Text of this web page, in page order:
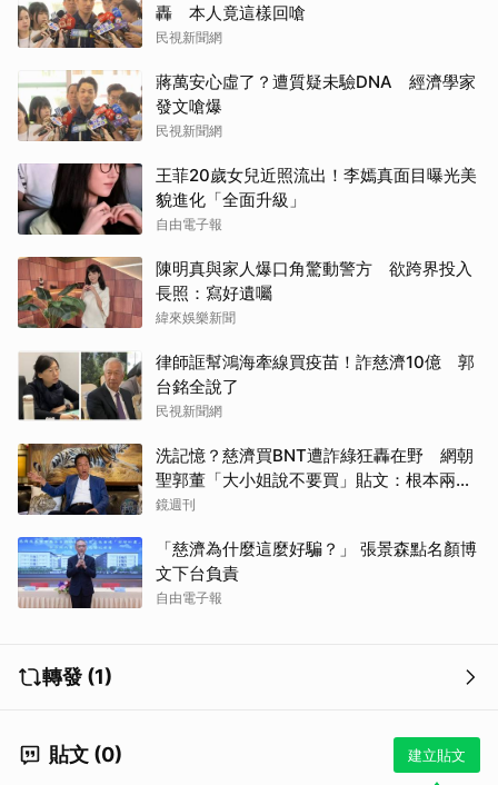
轟 本人竟這樣回嗆
民視新聞網
蔣萬安心虛了？遭質疑未驗DNA 經濟學家
發文嗆爆
民視新聞網
王菲20歲女兒近照流出！李嫣真面目曝光美
貌進化「全面升級」
自由電子報
陳明真與家人爆口角驚動警方 欲跨界投入
長照：寫好遺囑
緯來娛樂新聞
律師誆幫鴻海牽線買疫苗！詐慈濟10億 郭
台銘全說了
民視新聞網
洗記憶？慈濟買BNT遭詐綠狂轟在野 網朝
聖郭董「大小姐說不要買」貼文：根本兩碼
事
鏡週刊
「慈濟為什麼這麼好騙？」 張景森點名顏博
文下台負責
自由電子報
轉發 (1)
貼文 (0) 建立貼文